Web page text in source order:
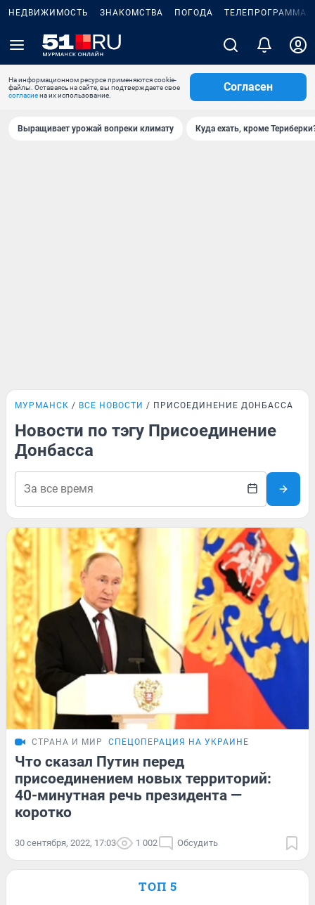
НЕДВИЖИМОСТЬ ЗНАКОМСТВА ПОГОДА ТЕЛЕПРОГРАММА
На информационном ресурсе применяются cookie-
файлы. Оставаясь на сайте, вы подтверждаете свое
согласиена их использование.
Согласен
Выращивает урожай вопреки климату Куда ехать, кроме
МУРМАНСК ВСЕ НОВОСТИ ПРИСОЕДИНЕНИЕ ДОНБАССА
Новости по тэгу Присоединение
Донбасса
СТРАНА И МИР СПЕЦОПЕРАЦИЯ НА УКРАИНЕ
Что сказал Путин перед
присоединением новых территорий:
40-минутная речь президента —
коротко
30 сентября, 2022, 17:03 1 002 Обсудить
ТОП 5